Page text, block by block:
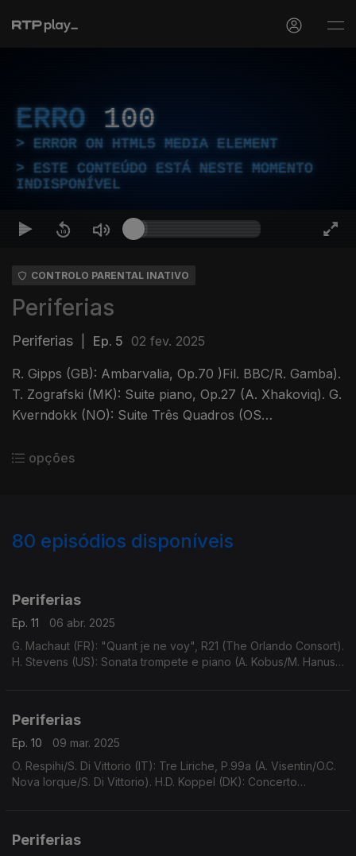
ERRO 100
ERROR ON HTML5 MEDIA ELEMENT
ESTE CONTEÚDO ESTÁ NESTE MOMENTO
INDISPONÍVEL
CONTROLO PARENTAL INATIVO
Periferias
Periferias Ep. 5 02 fev. 2025
R. Gipps (GB): Ambarvalia, Op.70 )Fil. BBC/R. Gamba).
T. Zografski (MK): Suite piano, Op.27 (A. Xhakoviq). G.
Kverndokk (NO): Suite Três Quadros (OS
d'Amadis (S. Yates).
opções
80 episódios disponíveis
Periferias
Ep. 11
06 abr. 2025
G. Machaut (FR): "Quant je ne voy", R21 (The Orlando Consort).
H. Stevens (US): Sonata trompete e piano (A. Kobus/M. Hanus-
Periferias
Ep. 10
09 mar. 2025
O. Respihi/S. Di Vittorio (IT): Tre Liriche, P.99a (A. Visentin/O.C.
Nova Iorque/S. Di Vittorio). H.D. Koppel (DK): Concerto
Periferias